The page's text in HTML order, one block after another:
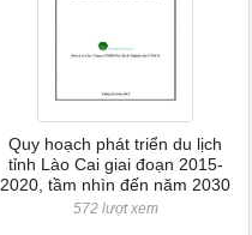
Quy hoạch phát triển du lịch
tỉnh Lào Cai giai đoạn 2015-
2020, tầm nhìn đến năm 2030
572 lượt xem